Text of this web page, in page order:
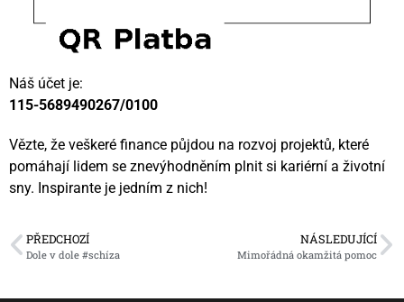
Náš účet je:
115-5689490267/0100
Vězte, že veškeré finance půjdou na rozvoj projektů, které
pomáhají lidem se znevýhodněním plnit si kariérní a životní
sny. Inspirante je jedním z nich!
PŘEDCHOZÍ
Dole v dole #schíza
NÁSLEDUJÍCÍ
Mimořádná okamžitá pomoc